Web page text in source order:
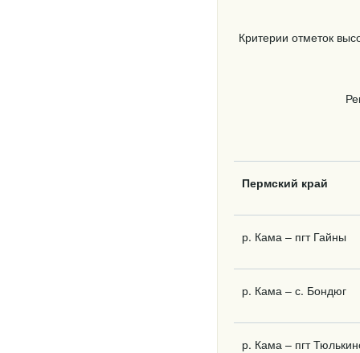
Критерии отметок
Пермский край
р. Кама – пгт Гайны
р. Кама – с. Бондюг
р. Кама – пгт